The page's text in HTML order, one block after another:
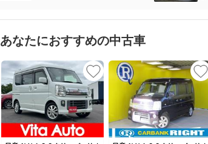
あなたにおすすめの中古車